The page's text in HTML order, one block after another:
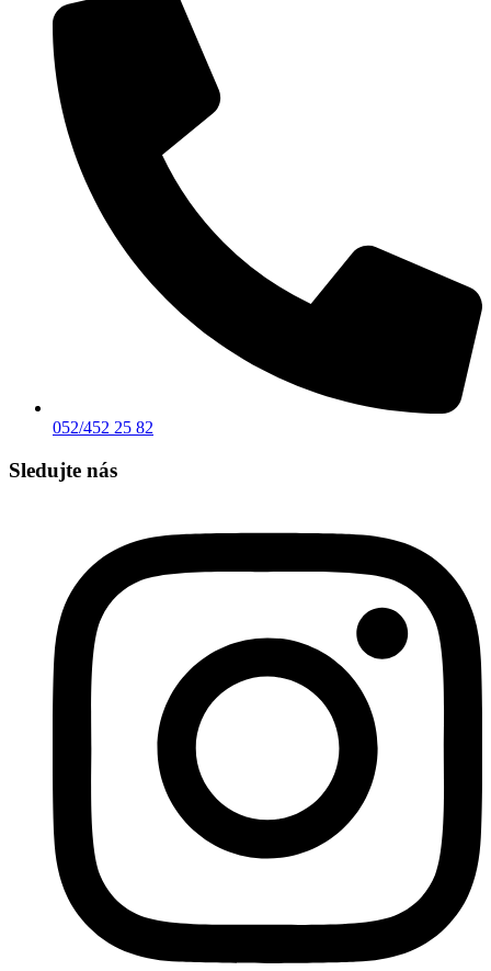
052/452 25 82
Sledujte nás